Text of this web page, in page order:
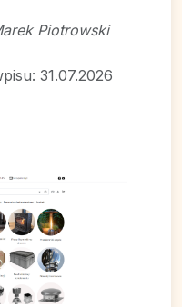
Piotrowski
31.07.2026